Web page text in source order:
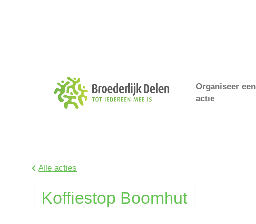
Organiseer een
actie
Alle acties
Koffiestop Boomhut